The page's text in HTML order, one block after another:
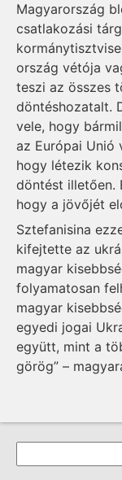
Magyarország
csatlakozási
ország vétója
teszi az összes
döntéshozatalt.
vele, hogy
az Európai Unió
hogy létezik
döntést illetően.
hogy a jövőjét
Sztefanisina
kifejtette az
magyar
folyamatosan
magyar
egyedi jogai
együtt, mint a
görög” –
Keresés űrlap
Keresés